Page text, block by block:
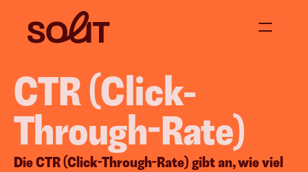
Projekte
Über uns
Jetzt anfragen
CTR (Click-
Through-Rate)
Die CTR (Click-Through-Rate) gibt an, wie viel